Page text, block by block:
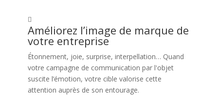
Améliorez l’image de marque de
votre entreprise
Étonnement, joie, surprise, interpellation… Quand
votre campagne de communication par l'objet
suscite l’émotion, votre cible valorise cette
attention auprès de son entourage.